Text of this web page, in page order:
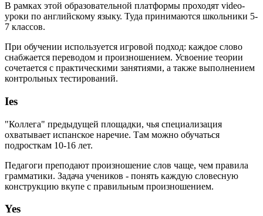
В рамках этой образовательной платформы проходят video-
уроки по английскому языку. Туда принимаются школьники 5-
7 классов.
При обучении используется игровой подход: каждое слово
снабжается переводом и произношением. Усвоение теории
сочетается с практическими занятиями, а также выполнением
контрольных тестирований.
Ies
"Коллега" предыдущей площадки, чья специализация
охватывает испанское наречие. Там можно обучаться
подросткам 10-16 лет.
Педагоги преподают произношение слов чаще, чем правила
грамматики. Задача учеников - понять каждую словесную
конструкцию вкупе с правильным произношением.
Yes